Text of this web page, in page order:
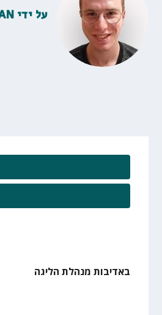
על ידי
באדיבות מנהלת הליגה